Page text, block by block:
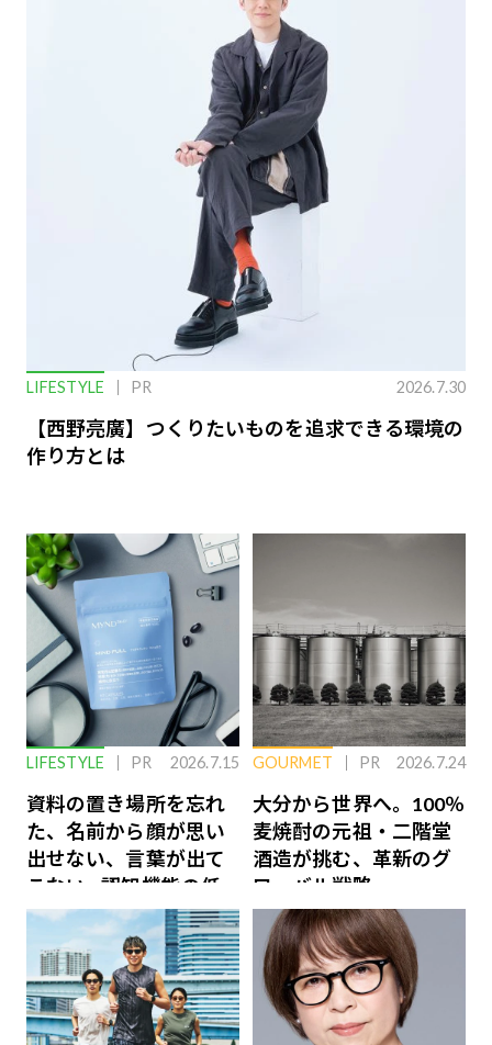
LIFESTYLE PR 2026.7.30
【西野亮廣】つくりたいものを追求できる環境の
作り方とは
LIFESTYLE PR 2026.7.15
資料の置き場所を忘れ
た、名前から顔が思い
出せない、言葉が出て
こない…認知機能の低
下を救う、脳のインナ
ーケアとは
GOURMET PR 2026.7.24
大分から世界へ。100％
麦焼酎の元祖・二階堂
酒造が挑む、革新のグ
ローバル戦略